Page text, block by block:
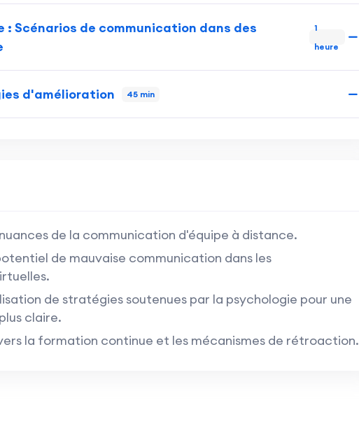
: Scénarios de communication dans des
1
heure
d'amélioration 45 min
de la communication d'équipe à distance.
de mauvaise communication dans les
de stratégies soutenues par la psychologie pour une
claire.
la formation continue et les mécanismes de rétroaction.